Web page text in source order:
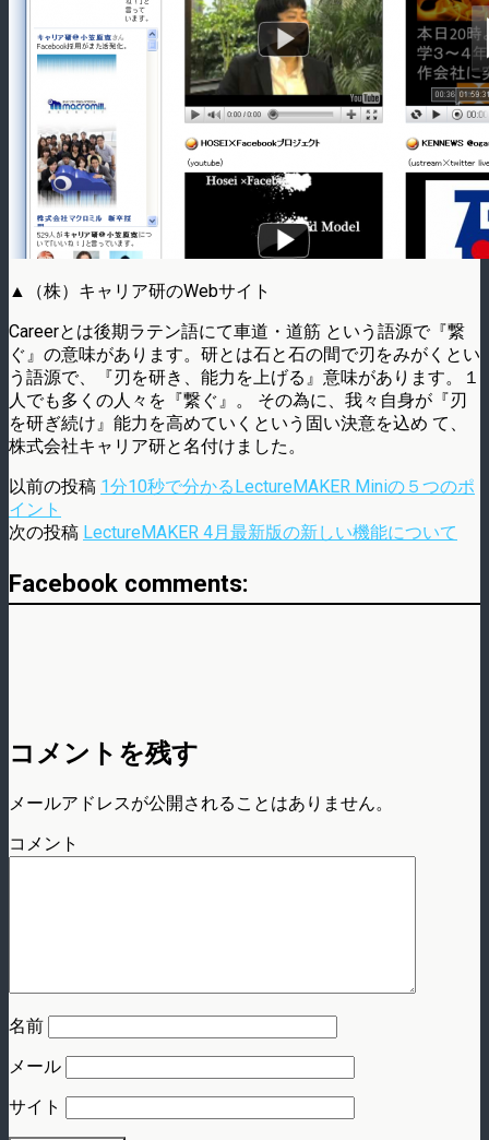
▲（株）キャリア研のWebサイト
Careerとは後期ラテン語にて車道・道筋 という語源で『繋
ぐ』の意味があります。研とは石と石の間で刃をみがくとい
う語源で、『刃を研き、能力を上げる』意味があります。１
人でも多くの人々を『繋ぐ』。 その為に、我々自身が『刃
を研ぎ続け』能力を高めていくという固い決意を込め て、
株式会社キャリア研と名付けました。
以前の投稿 1分10秒で分かるLectureMAKER Miniの５つのポ
イント
次の投稿 LectureMAKER 4月最新版の新しい機能について
Facebook comments:
コメントを残す
メールアドレスが公開されることはありません。
コメント
名前
メール
サイト